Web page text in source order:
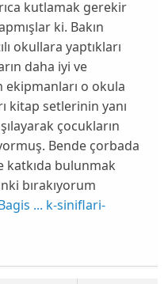
kutlamak gerekir
ki. Bakın
okullara yaptıkları
daha iyi ve
ekipmanları o okula
kitap setlerinin yanı
çocukların
Bende çorbada
katkıda bulunmak
bırakıyorum
... k-siniflari-